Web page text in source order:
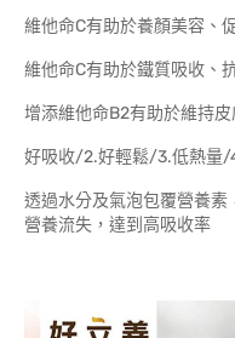
維他命C有助於養顏美容、
維他命C有助於鐵質吸收、
增添維他命B2有助於維持
好吸收/2.好輕鬆/3.低熱量/
透過水分及氣泡包覆營養
營養流失，達到高吸收率